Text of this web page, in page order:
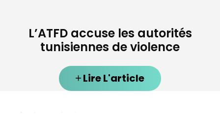
L’ATFD accuse les autorités
tunisiennes de violence
Lire L'article